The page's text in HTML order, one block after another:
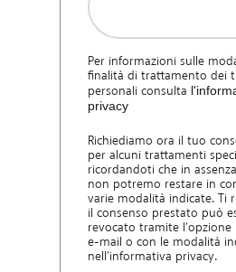
Per informazioni sulle
finalità di trattamento dei
personali consulta
privacy
Richiediamo ora il tuo
per alcuni trattamenti
ricordandoti che in
non potremo restare in
varie modalità indicate. Ti
il consenso prestato può
revocato tramite
e-mail o con le modalità
nell’informativa privacy.